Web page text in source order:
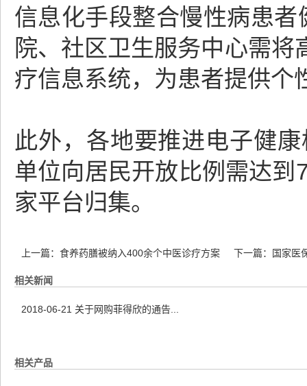
信息化手段整合慢性病患
院、社区卫生服务中心需
疗信息系统，为患者提供个
此外，各地要推进电子健
单位向居民开放比例需达
家平台归集。
上一篇： 食养药膳被纳入400余个中医诊疗方案 下一篇： 国家医
相关新闻
2018-06-21 关于网购菲得欣的通告...
相关产品